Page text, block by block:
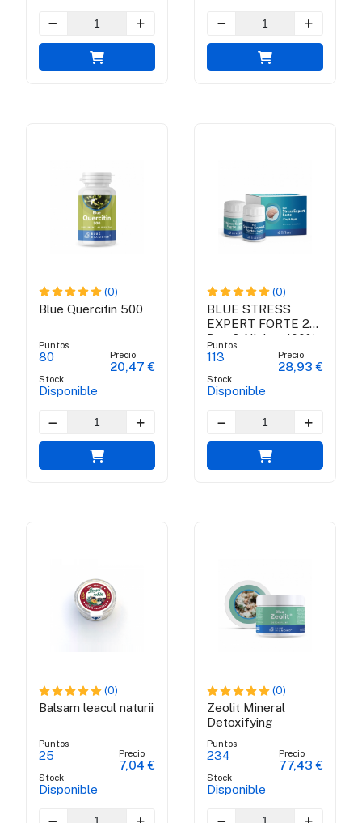
(0)
Blue Quercitin 500
Puntos
80
Stock
Disponible
Precio
20,47 €
(0)
BLUE STRESS
EXPERT FORTE 24
Day & Night - 100%
natural suplemento
Puntos
113
Stock
Disponible
Precio
28,93 €
(0)
Balsam leacul naturii
Puntos
25
Stock
Disponible
Precio
7,04 €
(0)
Zeolit Mineral
Detoxifying
Puntos
234
Stock
Disponible
Precio
77,43 €